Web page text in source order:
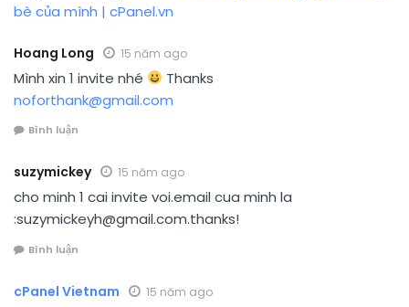
bè của mình | cPanel.vn
Hoang Long 15 năm ago
Mình xin 1 invite nhé
Thanks
noforthank@gmail.com
Bình luận
suzymickey 15 năm ago
cho minh 1 cai invite voi.email cua minh la
:suzymickeyh@gmail.com.thanks!
Bình luận
cPanel Vietnam 15 năm ago